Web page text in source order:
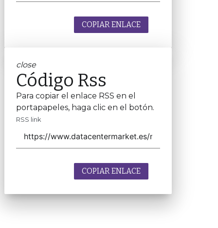
COPIAR ENLACE
close
Código Rss
Para copiar el enlace RSS en el
portapapeles, haga clic en el botón.
RSS link
COPIAR ENLACE